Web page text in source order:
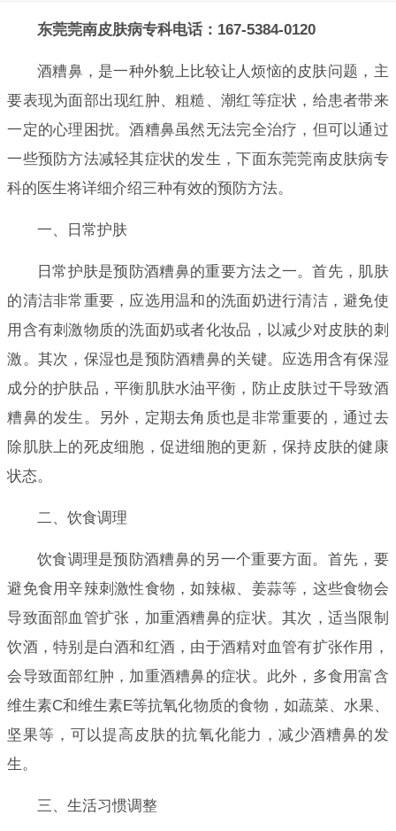
东莞莞南皮肤病专科电话：167-5384-0120
酒糟鼻，是一种外貌上比较让人烦恼的皮肤问题，主
要表现为面部出现红肿、粗糙、潮红等症状，给患者带来
一定的心理困扰。酒糟鼻虽然无法完全治疗，但可以通过
一些预防方法减轻其症状的发生，下面东莞莞南皮肤病专
科的医生将详细介绍三种有效的预防方法。
一、日常护肤
日常护肤是预防酒糟鼻的重要方法之一。首先，肌肤
的清洁非常重要，应选用温和的洗面奶进行清洁，避免使
用含有刺激物质的洗面奶或者化妆品，以减少对皮肤的刺
激。其次，保湿也是预防酒糟鼻的关键。应选用含有保湿
成分的护肤品，平衡肌肤水油平衡，防止皮肤过干导致酒
糟鼻的发生。另外，定期去角质也是非常重要的，通过去
除肌肤上的死皮细胞，促进细胞的更新，保持皮肤的健康
状态。
二、饮食调理
饮食调理是预防酒糟鼻的另一个重要方面。首先，要
避免食用辛辣刺激性食物，如辣椒、姜蒜等，这些食物会
导致面部血管扩张，加重酒糟鼻的症状。其次，适当限制
饮酒，特别是白酒和红酒，由于酒精对血管有扩张作用，
会导致面部红肿，加重酒糟鼻的症状。此外，多食用富含
维生素C和维生素E等抗氧化物质的食物，如蔬菜、水果、
坚果等，可以提高皮肤的抗氧化能力，减少酒糟鼻的发
生。
三、生活习惯调整